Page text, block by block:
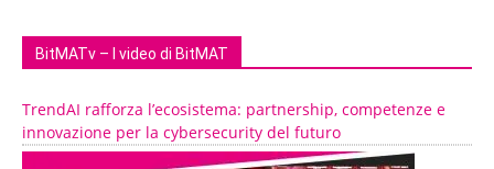
BitMATv – I video di BitMAT
TrendAI rafforza l’ecosistema: partnership, competenze e
innovazione per la cybersecurity del futuro